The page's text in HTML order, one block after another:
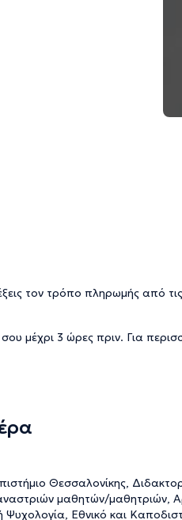
τον τρόπο πληρωμής από
μέχρι 3 ώρες πριν. Για
Θεσσαλονίκης,
μαθητών/μαθητριών,
Εθνικό και